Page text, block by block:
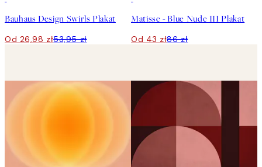
Bauhaus Design Swirls Plakat
Od 26,98 zł53,95 zł
Matisse - Blue Nude III Plakat
Od 43 zł86 zł